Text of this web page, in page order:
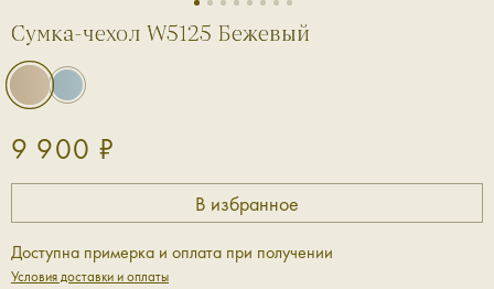
Сумка-чехол W5125 Бежевый
9 900 ₽
Доступна примерка и оплата при получении
Условия доставки и оплаты